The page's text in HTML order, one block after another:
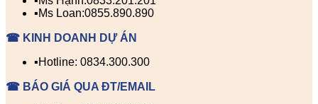
▪️Ms Loan:0855.890.890
☎ KINH DOANH DỰ ÁN
▪️Hotline: 0834.300.300
☎ BÁO GIÁ QUA ĐT/EMAIL